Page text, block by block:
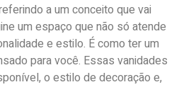
a um conceito que vai
um espaço que não só atende
e estilo. É como ter um
para você. Essas vanidades
o estilo de decoração e,